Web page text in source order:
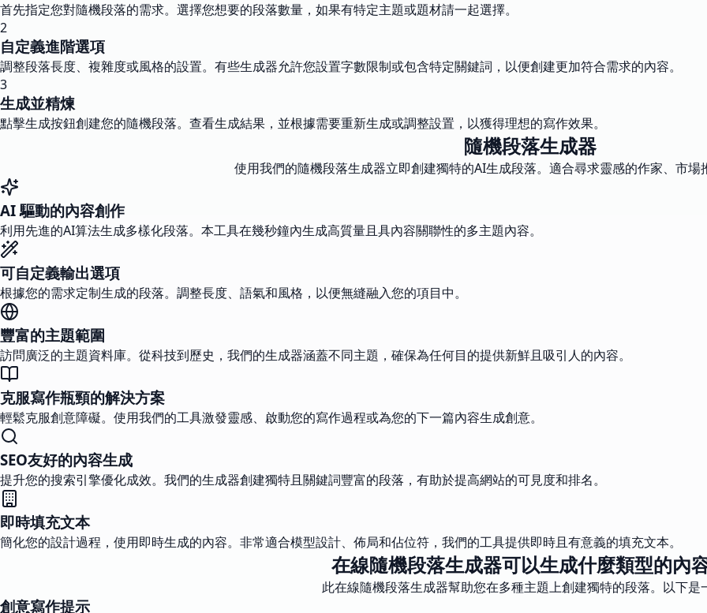
首先指定您對隨機段落的需求。選擇您想要的段落數量，如果有特定主題或題材請一起選擇。
2
自定義進階選項
調整段落長度、複雜度或風格的設置。有些生成器允許您設置字數限制或包含特定關鍵詞，以便創建更加符合需求的內容。
3
生成並精煉
點擊生成按鈕創建您的隨機段落。查看生成結果，並根據需要重新生成或調整設置，以獲得理想的寫作效果。
隨機段落生成器
使用我們的隨機段落生成器立即創建獨特的AI生成段落。適合尋求靈感的作家、市場
AI 驅動的內容創作
利用先進的AI算法生成多樣化段落。本工具在幾秒鐘內生成高質量且具內容關聯性的多主題內容。
可自定義輸出選項
根據您的需求定制生成的段落。調整長度、語氣和風格，以便無縫融入您的項目中。
豐富的主題範圍
訪問廣泛的主題資料庫。從科技到歷史，我們的生成器涵蓋不同主題，確保為任何目的提供新鮮且吸引人的內容。
克服寫作瓶頸的解決方案
輕鬆克服創意障礙。使用我們的工具激發靈感、啟動您的寫作過程或為您的下一篇內容生成創意。
SEO友好的內容生成
提升您的搜索引擎優化成效。我們的生成器創建獨特且關鍵詞豐富的段落，有助於提高網站的可見度和排名。
即時填充文本
簡化您的設計過程，使用即時生成的內容。非常適合模型設計、佈局和佔位符，我們的工具提供即時且有意義的填充文本。
在線隨機段落生成器可以生成什麼類型的內
此在線隨機段落生成器幫助您在多種主題上創建獨特的段落。以下是
創意寫作提示